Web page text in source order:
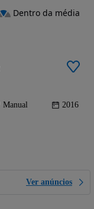
Manual 2016
Ver anúncios
Dentro da média